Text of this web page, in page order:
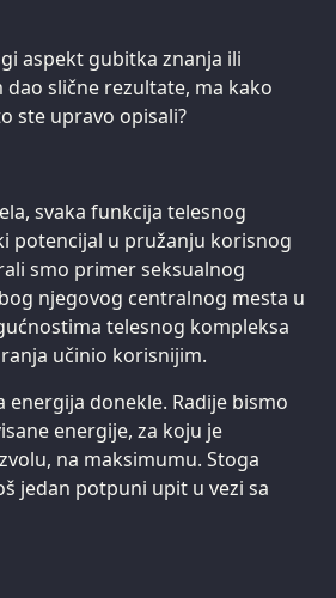
aspekt gubitka znanja ili
slične rezultate, ma kako
ste upravo opisali?
svaka funkcija telesnog
potencijal u pružanju korisnog
smo primer seksualnog
njegovog centralnog mesta u
telesnog kompleksa
učinio korisnijim.
donekle. Radije bismo
energije, za koju je
na maksimumu. Stoga
jedan potpuni upit u vezi sa